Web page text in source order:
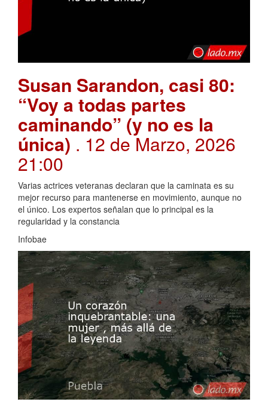
Susan Sarandon, casi 80:
“Voy a todas partes
caminando” (y no es la
única) . 12 de Marzo, 2026
21:00
Varias actrices veteranas declaran que la caminata es su
mejor recurso para mantenerse en movimiento, aunque no
el único. Los expertos señalan que lo principal es la
regularidad y la constancia
Infobae